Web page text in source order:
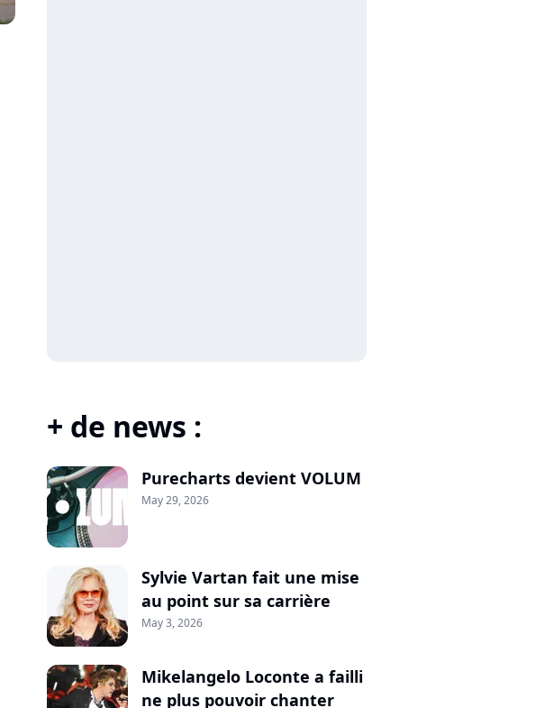
+ de news :
Purecharts devient VOLUM
May 29, 2026
Sylvie Vartan fait une mise
au point sur sa carrière
May 3, 2026
Mikelangelo Loconte a failli
ne plus pouvoir chanter